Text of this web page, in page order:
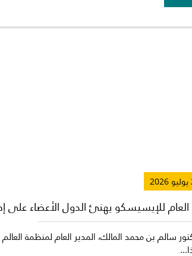
العام للإيسيسكو يهنئ الدول الأعضاء على
سالم بن محمد المالك، المدير العام لمنظمة